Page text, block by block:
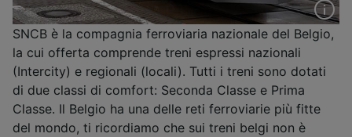
SNCB è la compagnia ferroviaria nazionale del Belgio,
la cui offerta comprende treni espressi nazionali
(Intercity) e regionali (locali). Tutti i treni sono dotati
di due classi di comfort: Seconda Classe e Prima
Classe. Il Belgio ha una delle reti ferroviarie più fitte
del mondo, ti ricordiamo che sui treni belgi non è